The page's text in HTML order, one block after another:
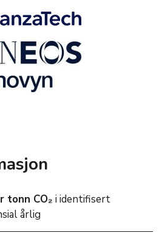
tonn CO₂ i identifisert
årlig